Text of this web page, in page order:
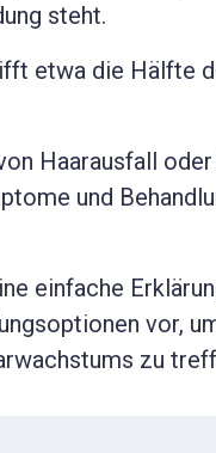
steht.
etwa die Hälfte
Haarausfall
und
einfache
vor,
zu